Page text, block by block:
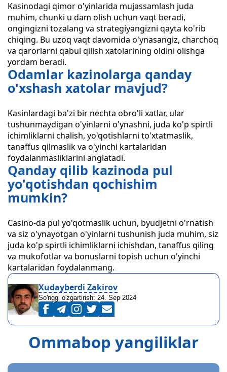
Kasinodagi qimor o'yinlarida mujassamlash juda
muhim, chunki u dam olish uchun vaqt beradi,
ongingizni tozalang va strategiyangizni qayta ko'rib
chiqing. Bu uzoq vaqt davomida o'ynasangiz, charchoq
va qarorlarni qabul qilish xatolarining oldini olishga
yordam beradi.
Odamlar kazinolarga qanday
o'xshash xatolar mavjud?
Kasinlardagi ba'zi bir nechta obro'li xatlar, ular
tushunmaydigan o'yinlarni o'ynashni, juda ko'p spirtli
ichimliklarni chalish, yo'qotishlarni to'xtatmaslik,
tanaffus qilmaslik va o'yinchi kartalaridan
foydalanmasliklarini anglatadi.
Qanday qilib kazinoda pul
yo'qotishdan qochishim
mumkin?
Casino-da pul yo'qotmaslik uchun, byudjetni o'rnatish
va siz o'ynayotgan o'yinlarni tushunish juda muhim, siz
juda ko'p spirtli ichimliklarni ichishdan, tanaffus qiling
va mukofotlar va bonuslarni topish uchun o'yinchi
kartalaridan foydalanmang.
Xudayberdi Zakirov
So'nggi o'zgartirish: 24. Sep 2024
Ommabop yangiliklar